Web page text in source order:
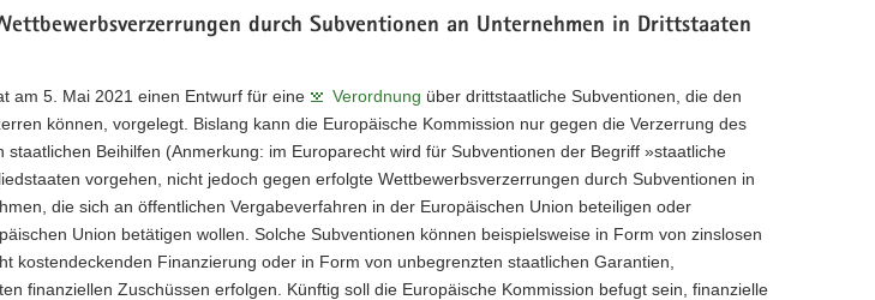
durch Subventionen an Unternehmen in Drittstaaten
am 5. Mai 2021 einen Entwurf für eine Verordnung über drittstaatliche Subventionen, die den
können, vorgelegt. Bislang kann die Europäische Kommission nur gegen die Verzerrung des
Beihilfen (Anmerkung: im Europarecht wird für Subventionen der Begriff »staatliche
vorgehen, nicht jedoch gegen erfolgte Wettbewerbsverzerrungen durch Subventionen in
die sich an öffentlichen Vergabeverfahren in der Europäischen Union beteiligen oder
Union betätigen wollen. Solche Subventionen können beispielsweise in Form von zinslosen
kostendeckenden Finanzierung oder in Form von unbegrenzten staatlichen Garantien,
finanziellen Zuschüssen erfolgen. Künftig soll die Europäische Kommission befugt sein, finanzielle